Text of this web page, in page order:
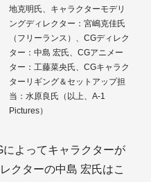
地克明氏、キャラクターモデリ
ングディレクター：宮嶋克佳氏
（フリーランス）、CGディレク
ター：中島 宏氏、CGアニメー
ター：工藤菜央氏、CGキャラク
ターリギング＆セットアップ担
当：水原良氏（以上、A-1
Pictures）
よってキャラクターが
クターの中島 宏氏はこ